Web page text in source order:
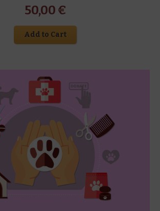
50,00 €
Add to Cart